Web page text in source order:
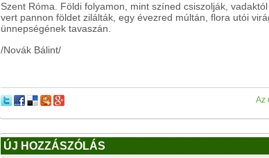
Szent Róma. Földi folyamon, mint színed csiszolják,
vert pannon földet zilálták, egy évezred múltán, flora utói
ünnepségének tavaszán.
/Novák Bálint/
Az
ÚJ HOZZÁSZÓLÁS